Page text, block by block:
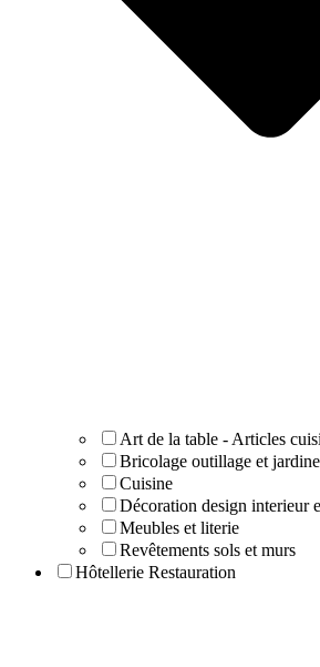
Art de la table - Articles
Bricolage outillage et
Cuisine
Décoration design interieur
Meubles et literie
Revêtements sols et murs
Hôtellerie Restauration